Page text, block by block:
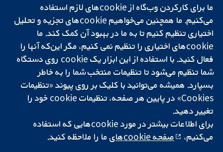
تحقیقات قابل
اعتماد.
تصمیم‌گیری آگاهانه.
سلامت بهتر.
لندن
W1G 0AN
بریتانیا
دفتر رسانه‌ای
درباره ما
فرصت‌های
شغلی
Cochrane
Library
شبکه همکاری کاکرین، یک مؤسسه خیریه (شماره 1045921) و یک شرکت با
و ولز است. شماره ثبت مالیات بر ارزش افزوده: GB 718 2127 49.
کپی‌رایت © ۲۰۲۵ همکاری کاکرین
ما برای کارکردن وب‌گاه از cookie‌های لازم استفاده
می‌کنیم. ما همچنین می‌خواهیم cookie‌های تجزیه و تحلیل
اختیاری تنظیم کنیم تا به ما در بهبود آن کمک کند. ما
cookie‌های اختیاری را تنظیم نمی کنیم، مگر این‌که آنها را
فعال کنید. با استفاده از این ابزار یک cookie‌ روی دستگاه
شما تنظیم می‌شود تا تنظیمات منتخب شما را به خاطر
بسپارد. همیشه می‌توانید با کلیک بر روی پیوند «تنظیمات
Cookies» در پایین هر صفحه، تنظیمات cookie‌ خود را
تغییر دهید.
برای اطلاعات بیشتر در مورد cookie‌هایی که استفاده
می‌کنیم،
صفحه cookie‌های ما را ملاحظه کنید.